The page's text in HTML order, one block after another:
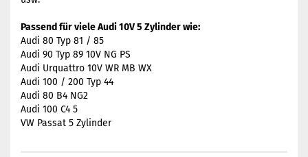
Passend für viele Audi 10V 5 Zylinder wie:
Audi 80 Typ 81 / 85
Audi 90 Typ 89 10V NG PS
Audi Urquattro 10V WR MB WX
Audi 100 / 200 Typ 44
Audi 80 B4 NG2
Audi 100 C4 5
VW Passat 5 Zylinder